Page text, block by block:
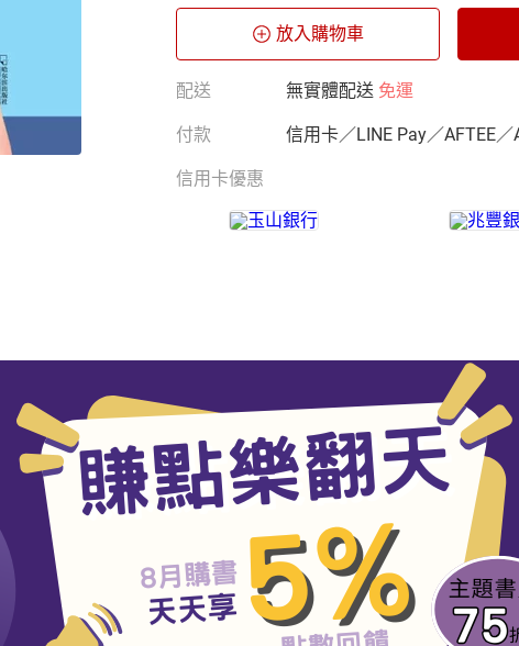
放入購物車
配送 無實體配送 免運
付款 信用卡／LINE Pay／AFTEE／
信用卡優惠